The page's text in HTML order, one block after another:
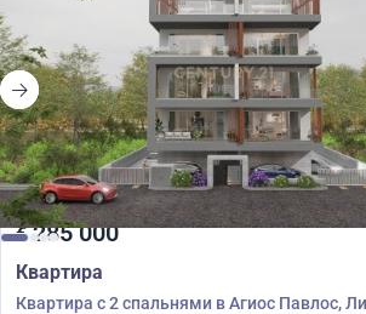
€285 000
Квартира
Квартира с 2 спальнями в Агиос Павлос,